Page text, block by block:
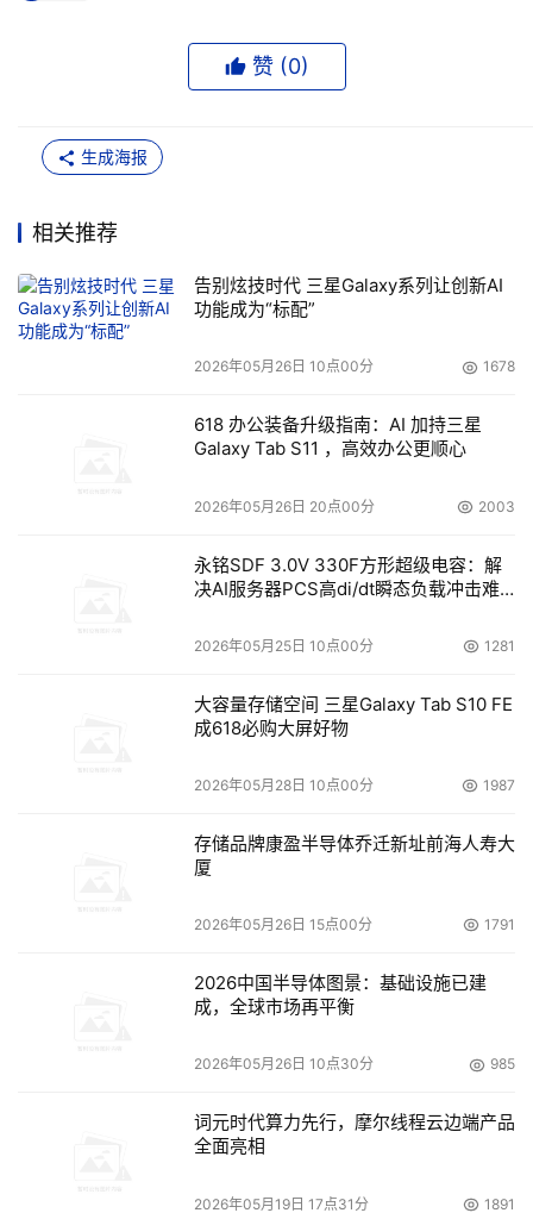
赞 (0)
生成海报
相关推荐
告别炫技时代 三星Galaxy系列让创新AI
功能成为“标配”
2026年05月26日 10点00分 1678
618 办公装备升级指南：AI 加持三星
Galaxy Tab S11 ，高效办公更顺心
2026年05月26日 20点00分 2003
永铭SDF 3.0V 330F方形超级电容：解
决AI服务器PCS高di/dt瞬态负载冲击难
2026年05月25日 10点00分 1281
大容量存储空间 三星Galaxy Tab S10 FE
成618必购大屏好物
2026年05月28日 10点00分 1987
存储品牌康盈半导体乔迁新址前海人寿大
厦
2026年05月26日 15点00分 1791
2026中国半导体图景：基础设施已建
成，全球市场再平衡
2026年05月26日 10点30分 985
词元时代算力先行，摩尔线程云边端产品
全面亮相
2026年05月19日 17点31分 1891